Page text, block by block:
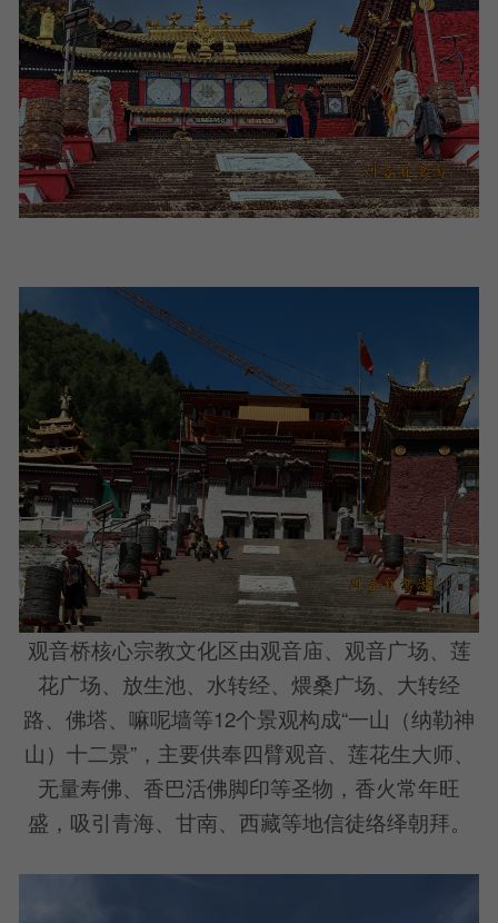
观音桥核心宗教文化区由观音庙、观音广场、莲
花广场、放生池、水转经、煨桑广场、大转经
路、佛塔、嘛呢墙等12个景观构成“一山（纳勒神
山）十二景”，主要供奉四臂观音、莲花生大师、
无量寿佛、香巴活佛脚印等圣物，香火常年旺
盛，吸引青海、甘南、西藏等地信徒络绎朝拜。